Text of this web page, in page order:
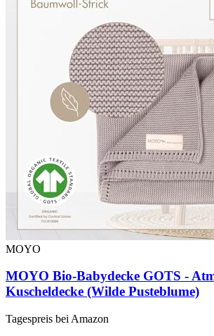
MOYO
MOYO Bio-Babydecke GOTS -
Kuscheldecke (Wilde Pusteblume)
Tagespreis bei Amazon